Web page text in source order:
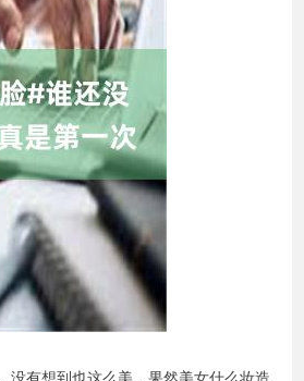
没有想到也这么美，果然美女什么妆造